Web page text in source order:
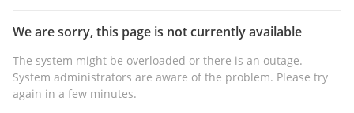
We are sorry, this page is not currently available
The system might be overloaded or there is an outage.
System administrators are aware of the problem. Please try
again in a few minutes.